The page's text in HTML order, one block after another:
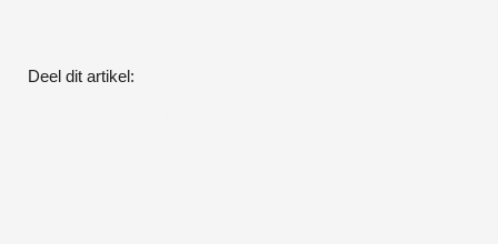
Deel dit artikel: